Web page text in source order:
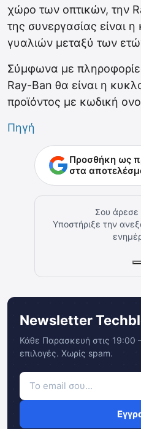
χώρο των οπτικών, την
της συνεργασίας είναι
γυαλιών μεταξύ των
Σύμφωνα με
Ray-Ban θα είναι η
προϊόντος με κωδική
Πηγή
Προσθήκη ως
στα
Σου άρεσε
Υποστήριξε την
Newsletter
Κάθε Παρασκευή στις
επιλογές. Χωρίς spam.